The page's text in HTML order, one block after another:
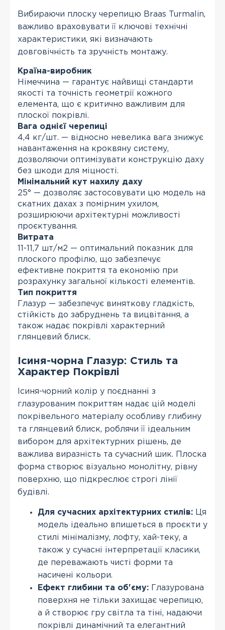
Вибираючи плоску черепицю Braas Turmalin,
важливо враховувати її ключові технічні
характеристики, які визначають
довговічність та зручність монтажу.
Країна-виробник
Німеччина — гарантує найвищі стандарти
якості та точність геометрії кожного
елемента, що є критично важливим для
плоскої покрівлі.
Вага однієї черепиці
4,4 кг/шт. — відносно невелика вага знижує
навантаження на кроквяну систему,
дозволяючи оптимізувати конструкцію даху
без шкоди для міцності.
Мінімальний кут нахилу даху
25° — дозволяє застосовувати цю модель на
скатних дахах з помірним ухилом,
розширюючи архітектурні можливості
проєктування.
Витрата
11-11,7 шт/м2 — оптимальний показник для
плоского профілю, що забезпечує
ефективне покриття та економію при
розрахунку загальної кількості елементів.
Тип покриття
Глазур — забезпечує виняткову гладкість,
стійкість до забруднень та вицвітання, а
також надає покрівлі характерний
глянцевий блиск.
Ісиня-чорна Глазур: Стиль та
Характер Покрівлі
Ісиня-чорний колір у поєднанні з
глазурованим покриттям надає цій моделі
покрівельного матеріалу особливу глибину
та глянцевий блиск, роблячи її ідеальним
вибором для архітектурних рішень, де
важлива виразність та сучасний шик. Плоска
форма створює візуально монолітну, рівну
поверхню, що підкреслює строгі лінії
будівлі.
Для сучасних архітектурних стилів: Ця
модель ідеально впишеться в проєкти у
стилі мінімалізму, лофту, хай-теку, а
також у сучасні інтерпретації класики,
де переважають чисті форми та
насичені кольори.
Ефект глибини та об'єму: Глазурована
поверхня не тільки захищає черепицю,
а й створює гру світла та тіні, надаючи
покрівлі динамічний та елегантний